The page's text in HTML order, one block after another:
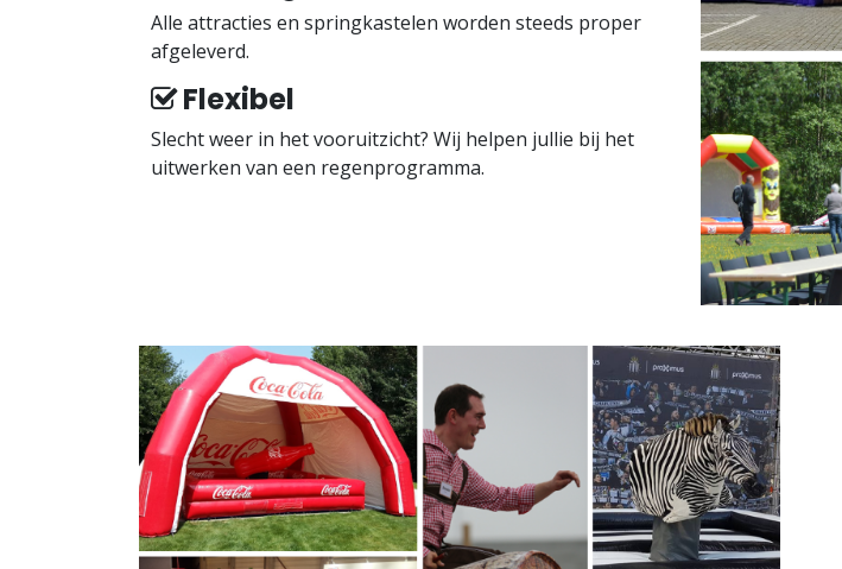
Alle attracties en springkastelen worden steeds proper
afgeleverd.
Flexibel
Slecht weer in het vooruitzicht? Wij helpen jullie bij het
uitwerken van een regenprogramma.